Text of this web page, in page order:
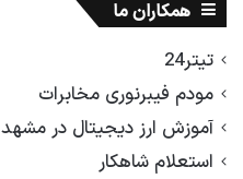
همکاران ما
تیتر24
مودم فیبرنوری مخابرات
آموزش ارز دیجیتال در مشهد
استعلام شاهکار